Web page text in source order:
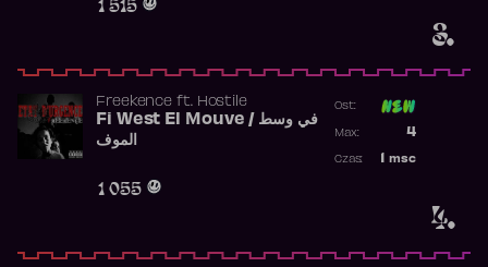
3.
4.
Freekence ft. Hostile
Fi West El Mouve / في وسط
الموف
1 055
Ost:
4
Max:
msc
Czas: